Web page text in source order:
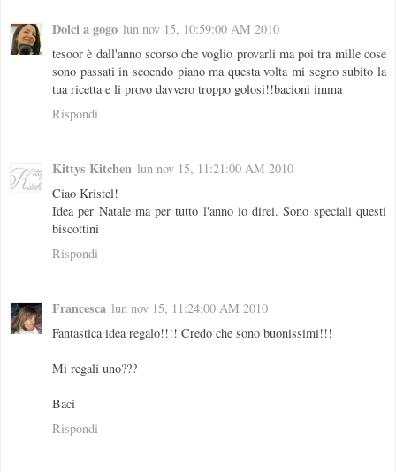
Dolci a gogo lun nov 15, 10:59:00 AM 2010
tesoor è dall'anno scorso che voglio provarli ma poi tra mille cose
sono passati in seocndo piano ma questa volta mi segno subito la
tua ricetta e li provo davvero troppo golosi!!bacioni imma
Rispondi
Kittys Kitchen lun nov 15, 11:21:00 AM 2010
Ciao Kristel!
Idea per Natale ma per tutto l'anno io direi. Sono speciali questi
biscottini
Rispondi
Francesca lun nov 15, 11:24:00 AM 2010
Fantastica idea regalo!!!! Credo che sono buonissimi!!!
Mi regali uno???
Baci
Rispondi